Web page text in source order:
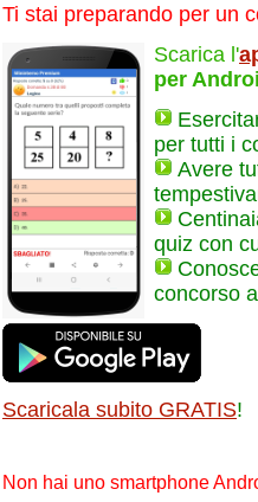
Ti stai preparando per un
Scarica l'
per
per tutti i
Avere
quiz con
concorso
Scaricala subito GRATIS!
Non hai uno smartphone